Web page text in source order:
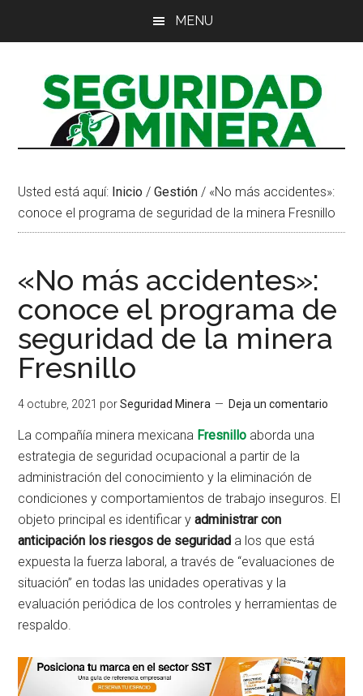
principal
MENU
Usted está aquí: Inicio / Gestión / «No más accidentes»:
conoce el programa de seguridad de la minera Fresnillo
«No más accidentes»:
conoce el programa de
seguridad de la minera
Fresnillo
4 octubre, 2021 porSeguridad Minera Deja un comentario
La compañía minera mexicana Fresnillo aborda una
estrategia de seguridad ocupacional a partir de la
administración del conocimiento y la eliminación de
condiciones y comportamientos de trabajo inseguros. El
objeto principal es identificar yadministrar con
anticipación los riesgos de seguridad a los que está
expuesta la fuerza laboral, a través de “evaluaciones de
situación” en todas las unidades operativas y la
evaluación periódica de los controles y herramientas de
respaldo.